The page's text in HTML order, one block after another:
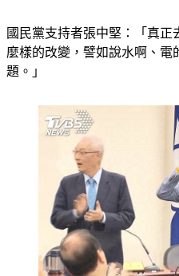
國民黨支持者張中堅：「真
麼樣的改變，譬如說水啊、電
題。」